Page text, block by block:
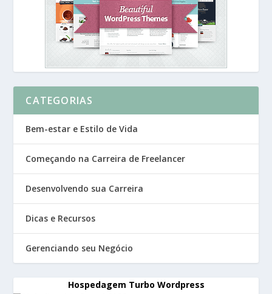
CATEGORIAS
Bem-estar e Estilo de Vida
Começando na Carreira de Freelancer
Desenvolvendo sua Carreira
Dicas e Recursos
Gerenciando seu Negócio
Hospedagem Turbo Wordpress